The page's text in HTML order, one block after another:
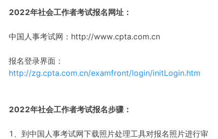
2022年社会工作者考试报名网址：
中国人事考试网：http://www.cpta.com.cn
报名登录界面：
http://zg.cpta.com.cn/examfront/login/initLogin.htm
2022年社会工作者考试报名步骤：
1、到中国人事考试网下载照片处理工具对报名照片进行审